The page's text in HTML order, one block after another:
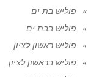
פוליש בת ים
פוליש בבת ים
פוליש ראשון לציון
פוליש בראשון לציון